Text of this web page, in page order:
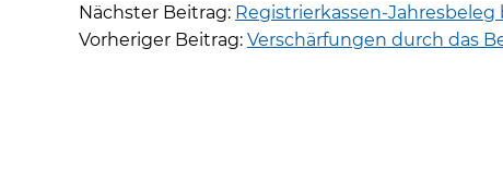
Nächster Beitrag: Registrierkassen-Jahresbeleg
Vorheriger Beitrag: Verschärfungen durch das